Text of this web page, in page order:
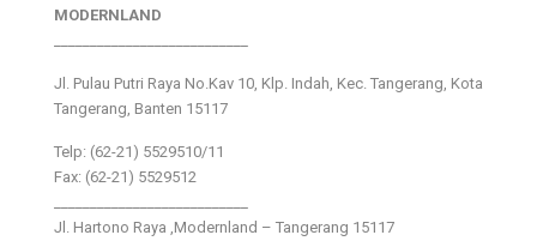
MODERNLAND
Jl. Pulau Putri Raya No.Kav 10, Klp. Indah, Kec. Tangerang, Kota
Tangerang, Banten 15117
Telp: (62-21) 5529510/11
Fax: (62-21) 5529512
Jl. Hartono Raya ,Modernland – Tangerang 15117